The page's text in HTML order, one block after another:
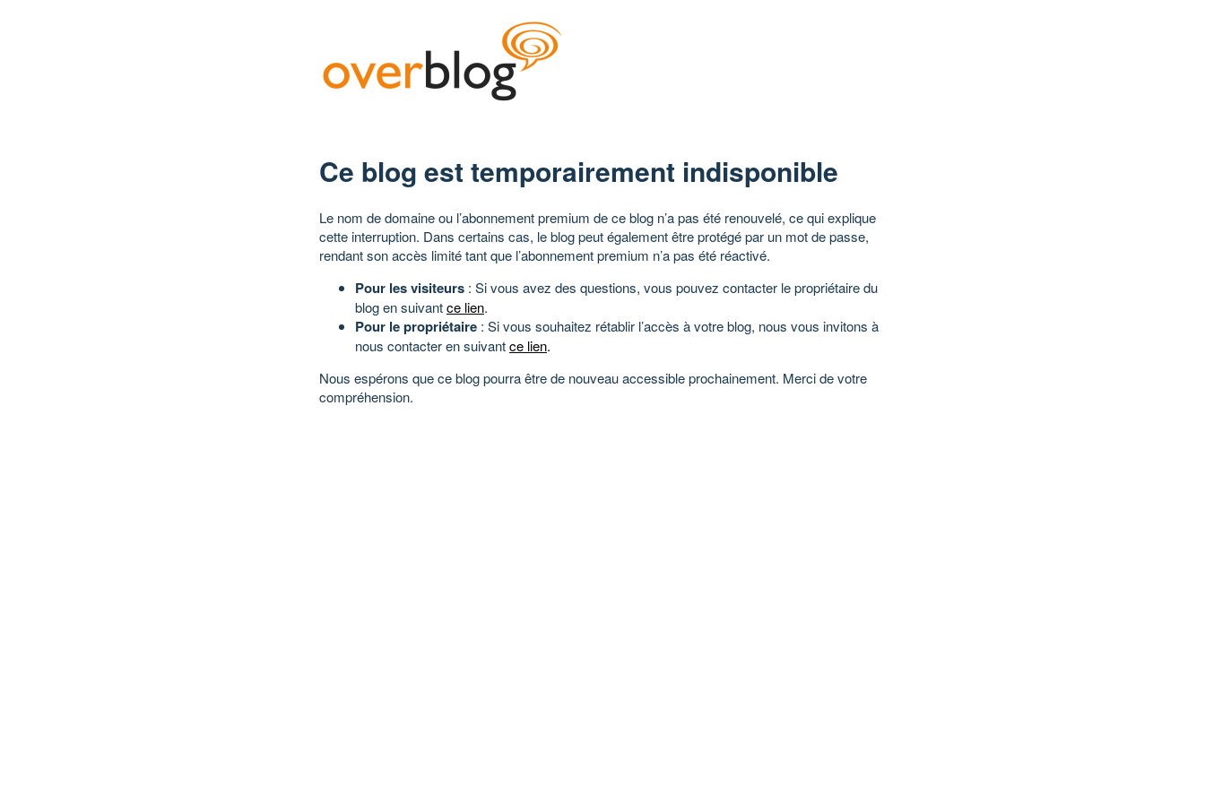
Ce blog est temporairement indisponible
Le nom de domaine ou l’abonnement premium de ce blog n’a pas été renouvelé, ce qui explique
cette interruption. Dans certains cas, le blog peut également être protégé par un mot de passe,
rendant son accès limité tant que l’abonnement premium n’a pas été réactivé.
Pour les visiteurs : Si vous avez des questions, vous pouvez contacter le propriétaire du
blog en suivantce lien.
Pour le propriétaire : Si vous souhaitez rétablir l’accès à votre blog, nous vous invitons à
nous contacter en suivantce lien.
Nous espérons que ce blog pourra être de nouveau accessible prochainement. Merci de votre
compréhension.